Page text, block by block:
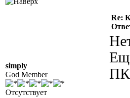
simply
God Member
Отсутствует
Re:
ПК